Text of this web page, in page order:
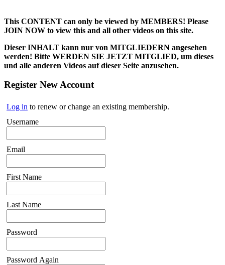
This CONTENT can only be viewed by MEMBERS! Please
JOIN NOW to view this and all other videos on this site.
Dieser INHALT kann nur von MITGLIEDERN angesehen
werden! Bitte WERDEN SIE JETZT MITGLIED, um dieses
und alle anderen Videos auf dieser Seite anzusehen.
Register New Account
Log in to renew or change an existing membership.
Username
Email
First Name
Last Name
Password
Password Again